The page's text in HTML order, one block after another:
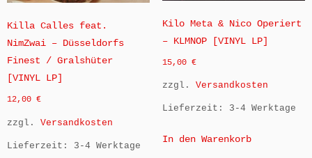
Killa Calles feat.
NimZwai – Düsseldorfs
Finest / Gralshüter
[VINYL LP]
12,00 €
zzgl. Versandkosten
Lieferzeit: 3-4 Werktage
Kilo Meta & Nico Operiert
– KLMNOP [VINYL LP]
15,00 €
zzgl. Versandkosten
Lieferzeit: 3-4 Werktage
In den Warenkorb